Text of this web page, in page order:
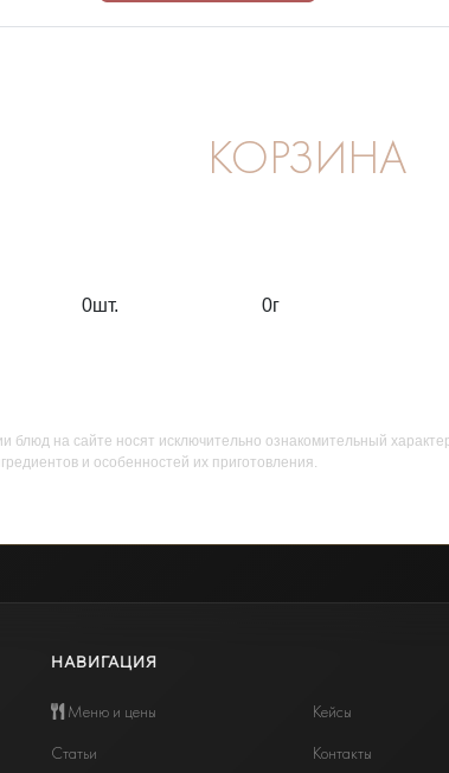
КОРЗИНА
0шт. 0г
блюд на сайте носят исключительно ознакомительный
и особенностей их приготовления.
НАВИГАЦИЯ
Меню и цены
Кейсы
Статьи
Контакты